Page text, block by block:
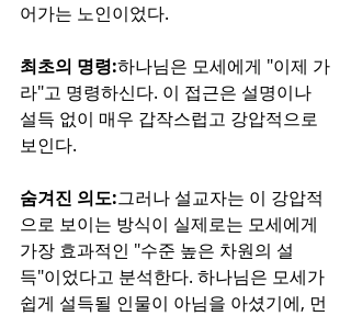
어가는 노인이었다.
최초의 명령:하나님은 모세에게 "이제 가
라"고 명령하신다. 이 접근은 설명이나
설득 없이 매우 갑작스럽고 강압적으로
보인다.
숨겨진 의도:그러나 설교자는 이 강압적
으로 보이는 방식이 실제로는 모세에게
가장 효과적인 "수준 높은 차원의 설
득"이었다고 분석한다. 하나님은 모세가
쉽게 설득될 인물이 아님을 아셨기에, 먼